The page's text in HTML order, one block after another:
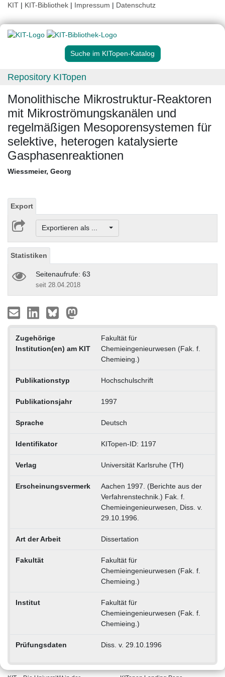
KIT | KIT-Bibliothek | Impressum | Datenschutz
Suche im KITopen-Katalog
Repository KITopen
Monolithische Mikrostruktur-Reaktoren
mit Mikroströmungskanälen und
regelmäßigen Mesoporensystemen für
selektive, heterogen katalysierte
Gasphasenreaktionen
Wiessmeier, Georg
Export
Exportieren als ...
Statistiken
Seitenaufrufe: 63
seit 28.04.2018
Zugehörige
Institution(en) am KIT
Fakultät für
Chemieingenieurwesen (Fak. f.
Chemieing.)
Publikationstyp Hochschulschrift
Publikationsjahr 1997
Sprache Deutsch
Identifikator KITopen-ID: 1197
Verlag Universität Karlsruhe (TH)
Erscheinungsvermerk
Aachen 1997. (Berichte aus der
Verfahrenstechnik.) Fak. f.
Chemieingenieurwesen, Diss. v.
29.10.1996.
Art der Arbeit Dissertation
Fakultät
Fakultät für
Chemieingenieurwesen (Fak. f.
Chemieing.)
Institut
Fakultät für
Chemieingenieurwesen (Fak. f.
Chemieing.)
Prüfungsdaten Diss. v. 29.10.1996